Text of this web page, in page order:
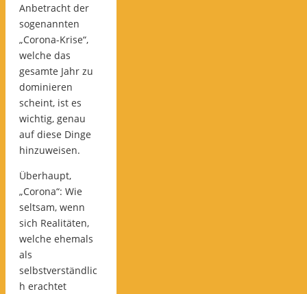
Anbetracht der
sogenannten
„Corona-Krise“,
welche das
gesamte Jahr zu
dominieren
scheint, ist es
wichtig, genau
auf diese Dinge
hinzuweisen.
Überhaupt,
„Corona“: Wie
seltsam, wenn
sich Realitäten,
welche ehemals
als
selbstverständlic
h erachtet